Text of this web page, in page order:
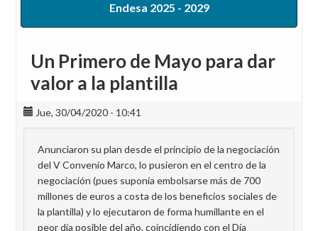
Endesa 2025 - 2029
Un Primero de Mayo para dar
valor a la plantilla
Jue, 30/04/2020 - 10:41
Anunciaron su plan desde el principio de la negociación
del V Convenio Marco, lo pusieron en el centro de la
negociación (pues suponía embolsarse más de 700
millones de euros a costa de los beneficios sociales de
la plantilla) y lo ejecutaron de forma humillante en el
peor día posible del año, coincidiendo con el Día